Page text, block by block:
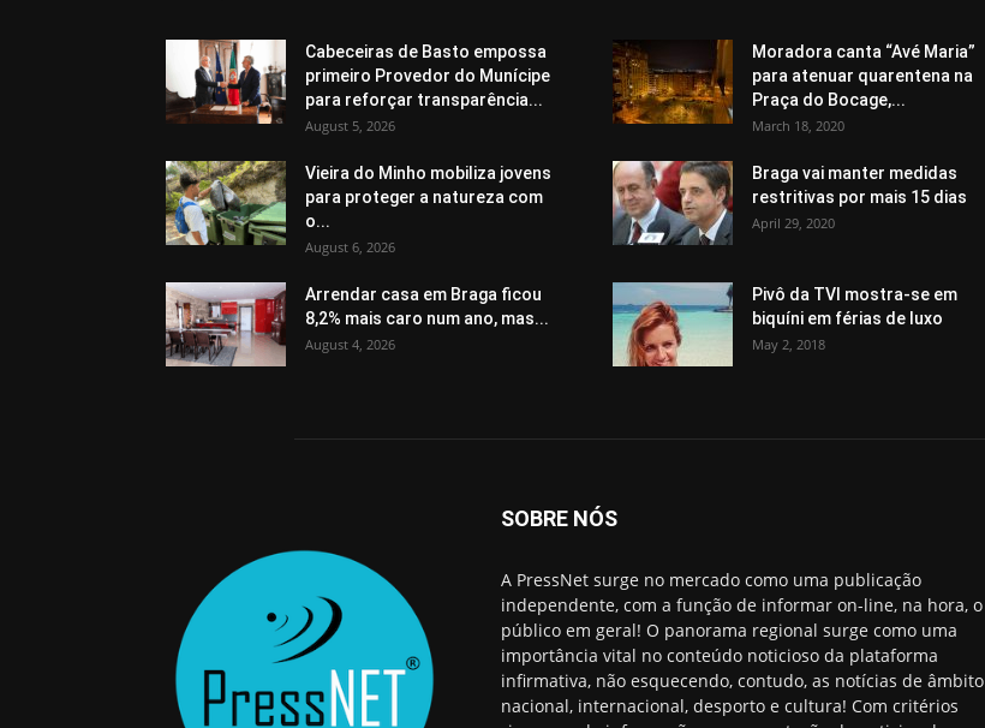
Cabeceiras de Basto empossa
primeiro Provedor do Munícipe
para reforçar transparência...
August 5, 2026
Vieira do Minho mobiliza jovens
para proteger a natureza com
o...
August 6, 2026
Arrendar casa em Braga ficou
8,2% mais caro num ano, mas...
August 4, 2026
Moradora canta “Avé Maria”
para atenuar quarentena na
Praça do Bocage,...
March 18, 2020
Braga vai manter medidas
restritivas por mais 15 dias
April 29, 2020
Pivô da TVI mostra-se em
biquíni em férias de luxo
May 2, 2018
SOBRE NÓS
A PressNet surge no mercado como uma publicação
independente, com a função de informar on-line, na hora, o
público em geral! O panorama regional surge como uma
importância vital no conteúdo noticioso da plataforma
infirmativa, não esquecendo, contudo, as notícias de âmbito
nacional, internacional, desporto e cultura! Com critérios